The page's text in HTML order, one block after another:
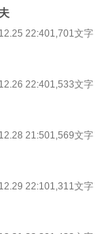
22:401,701文字
22:401,533文字
21:501,569文字
22:101,311文字